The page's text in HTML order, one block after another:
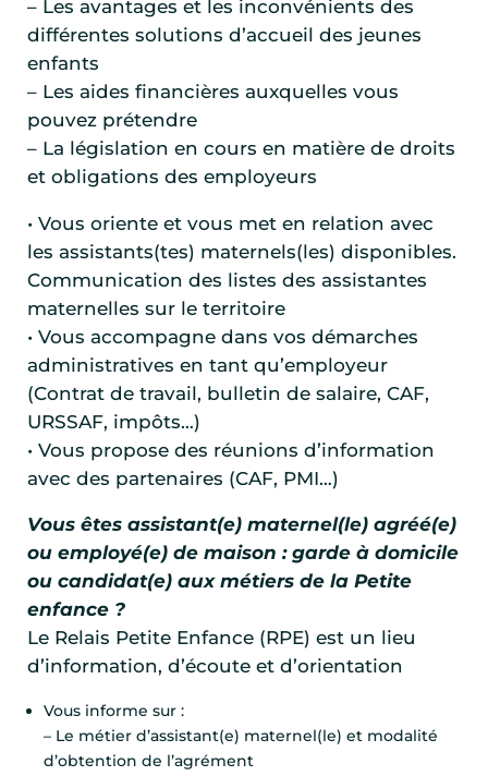
– Les avantages et les inconvénients des
différentes solutions d’accueil des jeunes
enfants
– Les aides financières auxquelles vous
pouvez prétendre
– La législation en cours en matière de droits
et obligations des employeurs
• Vous oriente et vous met en relation avec
les assistants(tes) maternels(les) disponibles.
Communication des listes des assistantes
maternelles sur le territoire
• Vous accompagne dans vos démarches
administratives en tant qu’employeur
(Contrat de travail, bulletin de salaire, CAF,
URSSAF, impôts…)
• Vous propose des réunions d’information
avec des partenaires (CAF, PMI…)
Vous êtes assistant(e) maternel(le) agréé(e)
ou employé(e) de maison : garde à domicile
ou candidat(e) aux métiers de la Petite
enfance ?
Le Relais Petite Enfance (RPE) est un lieu
d’information, d’écoute et d’orientation
Vous informe sur :
– Le métier d’assistant(e) maternel(le) et modalité
d’obtention de l’agrément